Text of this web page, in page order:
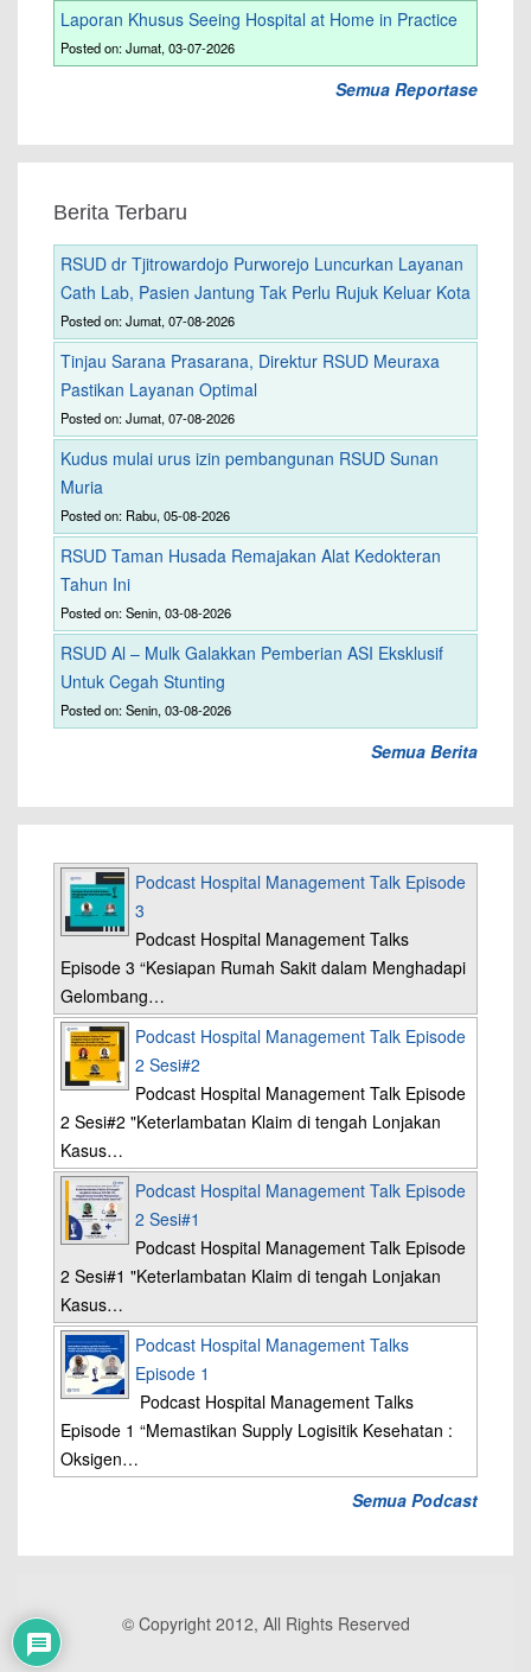
Laporan Khusus Seeing Hospital at Home in Practice
Posted on: Jumat, 03-07-2026
Semua Reportase
Berita Terbaru
RSUD dr Tjitrowardojo Purworejo Luncurkan Layanan
Cath Lab, Pasien Jantung Tak Perlu Rujuk Keluar Kota
Posted on: Jumat, 07-08-2026
Tinjau Sarana Prasarana, Direktur RSUD Meuraxa
Pastikan Layanan Optimal
Posted on: Jumat, 07-08-2026
Kudus mulai urus izin pembangunan RSUD Sunan
Muria
Posted on: Rabu, 05-08-2026
RSUD Taman Husada Remajakan Alat Kedokteran
Tahun Ini
Posted on: Senin, 03-08-2026
RSUD Al – Mulk Galakkan Pemberian ASI Eksklusif
Untuk Cegah Stunting
Posted on: Senin, 03-08-2026
Semua Berita
Podcast Hospital Management Talk Episode
3
Podcast Hospital Management Talks
Episode 3 “Kesiapan Rumah Sakit dalam Menghadapi
Gelombang…
Podcast Hospital Management Talk Episode
2 Sesi#2
Podcast Hospital Management Talk Episode
2 Sesi#2 "Keterlambatan Klaim di tengah Lonjakan
Kasus…
Podcast Hospital Management Talk Episode
2 Sesi#1
Podcast Hospital Management Talk Episode
2 Sesi#1 "Keterlambatan Klaim di tengah Lonjakan
Kasus…
Podcast Hospital Management Talks
Episode 1
Podcast Hospital Management Talks
Episode 1 “Memastikan Supply Logisitik Kesehatan :
Oksigen…
Semua Podcast
© Copyright 2012, All Rights Reserved